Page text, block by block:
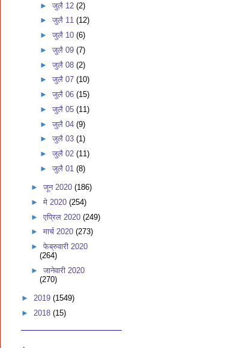
►जुलै 12(2)
►जुलै 11(12)
►जुलै 10(6)
►जुलै 09(7)
►जुलै 08(2)
►जुलै 07(10)
►जुलै 06(15)
►जुलै 05(11)
►जुलै 04(9)
►जुलै 03(1)
►जुलै 02(11)
►जुलै 01(8)
► जून 2020 (186)
► मे 2020 (254)
► एप्रिल 2020 (249)
► मार्च 2020 (273)
► फेब्रुवारी 2020
(264)
► जानेवारी 2020
(270)
► 2019 (1549)
► 2018 (15)